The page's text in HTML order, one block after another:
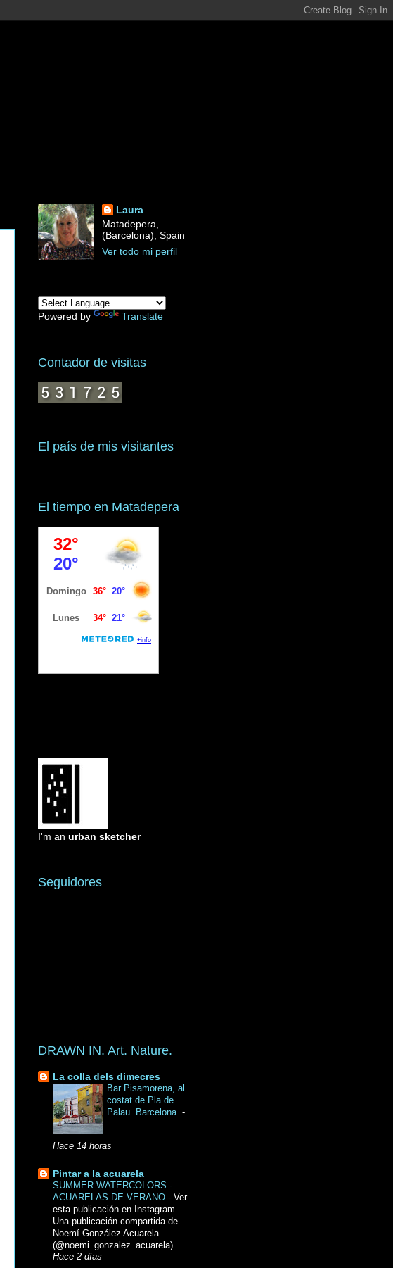
Laura
Matadepera,
(Barcelona), Spain
Ver todo mi perfil
Powered by Translate
Contador de visitas
El país de mis visitantes
El tiempo en Matadepera
I'm an urban sketcher
Seguidores
DRAWN IN. Art. Nature.
La colla dels dimecres
Bar Pisamorena, al
costat de Pla de
Palau. Barcelona. -
Hace 14 horas
Pintar a la acuarela
SUMMER WATERCOLORS -
ACUARELAS DE VERANO - Ver
esta publicación en Instagram
Una publicación compartida de
Noemí González Acuarela
(@noemi_gonzalez_acuarela)
Hace 2 días